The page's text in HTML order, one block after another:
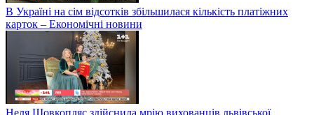
В Україні на сім відсотків збільшилася кількість платіжних
карток – Економічні новини
Неля Шовкопляс здійснила мрію вихованців львівської